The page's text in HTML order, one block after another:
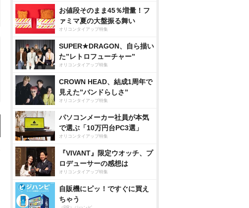
お値段そのまま45％増量！フ
ァミマ夏の大盤振る舞い
オリコンタイアップ特集
SUPER★DRAGON、自ら描い
た”レトロフューチャー”
オリコンタイアップ特集
CROWN HEAD、結成1周年で
見えた”バンドらしさ”
オリコンタイアップ特集
パソコンメーカー社員が本気
で選ぶ「10万円台PC3選」
オリコンタイアップ特集
『VIVANT』限定ウオッチ、プ
ロデューサーの感想は
オリコンタイアップ特集
自販機にピッ！ですぐに買え
ちゃう